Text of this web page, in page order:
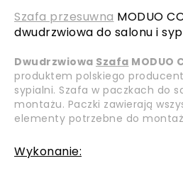
Szafa przesuwna MODUO
dwudrzwiowa do salonu i
Dwudrzwiowa Szafa MODUO
produktem polskiego
sypialni. Szafa w paczkach do
montażu. Paczki zawierają
elementy potrzebne do
Wykonanie: